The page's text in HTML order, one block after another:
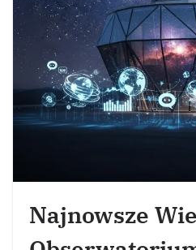
Najnowsze